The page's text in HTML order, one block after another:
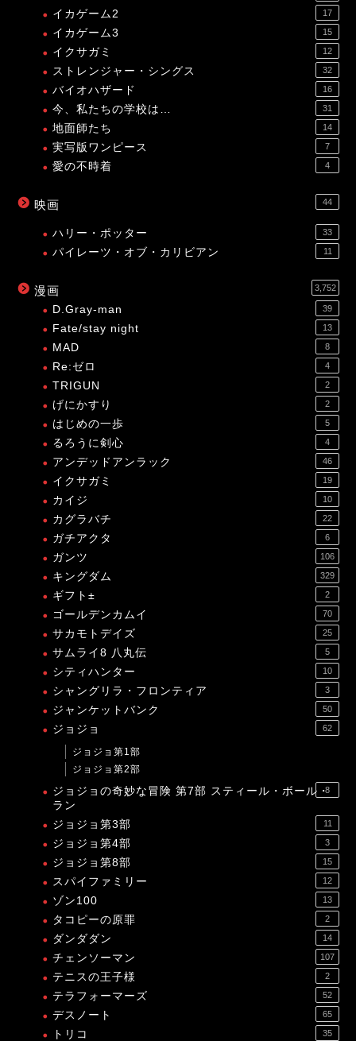
イカゲーム2
17
イカゲーム3 15
イクサガミ 12
ストレンジャー・シングス 32
バイオハザード 16
今、私たちの学校は… 31
地面師たち 14
実写版ワンピース 7
愛の不時着 4
映画 44
ハリー・ポッター 33
パイレーツ・オブ・カリビアン 11
漫画 3,752
D.Gray-man 39
Fate/stay night 13
MAD 8
Re:ゼロ 4
TRIGUN 2
げにかすり 2
はじめの一歩 5
るろうに剣心 4
アンデッドアンラック 46
イクサガミ 19
カイジ 10
カグラバチ 22
ガチアクタ 6
ガンツ 106
キングダム 329
ギフト± 2
ゴールデンカムイ 70
サカモトデイズ 25
サムライ8 八丸伝 5
シティハンター 10
シャングリラ・フロンティア 3
ジャンケットバンク 50
ジョジョ 62
ジョジョ第1部
ジョジョ第2部
ジョジョの奇妙な冒険 第7部 スティール・ボール・
ラン
8
ジョジョ第3部 11
ジョジョ第4部 3
ジョジョ第8部 15
スパイファミリー 12
ゾン100 13
タコピーの原罪 2
ダンダダン 14
チェンソーマン 107
テニスの王子様 2
テラフォーマーズ 52
デスノート 65
トリコ 35